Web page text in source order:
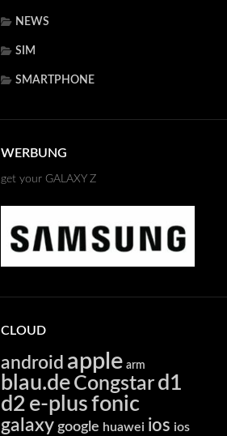
NEWS
SIM
SMARTPHONE
WERBUNG
get your GALAXY Z
CLOUD
android apple arm
blau.de Congstar d1
d2 e-plusfonic
galaxy google huawei ios ios